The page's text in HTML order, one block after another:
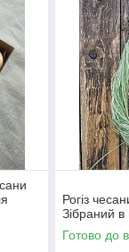
Рогіз
Зібраний в
Готово до